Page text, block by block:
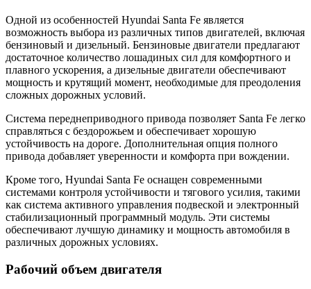
Одной из особенностей Hyundai Santa Fe является
возможность выбора из различных типов двигателей, включая
бензиновый и дизельный. Бензиновые двигатели предлагают
достаточное количество лошадиных сил для комфортного и
плавного ускорения, а дизельные двигатели обеспечивают
мощность и крутящий момент, необходимые для преодоления
сложных дорожных условий.
Система переднеприводного привода позволяет Santa Fe легко
справляться с бездорожьем и обеспечивает хорошую
устойчивость на дороге. Дополнительная опция полного
привода добавляет уверенности и комфорта при вождении.
Кроме того, Hyundai Santa Fe оснащен современными
системами контроля устойчивости и тягового усилия, такими
как система активного управления подвеской и электронный
стабилизационный программный модуль. Эти системы
обеспечивают лучшую динамику и мощность автомобиля в
различных дорожных условиях.
Рабочий объем двигателя